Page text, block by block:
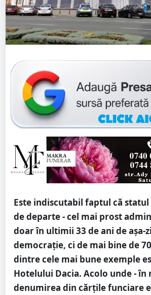
Este indiscutabil faptul că
de departe - cel mai prost
doar în ultimii 33 de ani de așa-
democrație, ci de mai bine de
dintre cele mai bune exemple
Hotelului Dacia. Acolo unde - în
denumirea din cărțile funciare